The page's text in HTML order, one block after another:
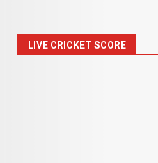
LIVE CRICKET SCORE